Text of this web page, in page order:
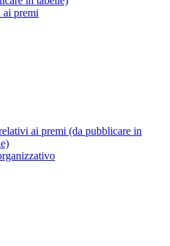
premi
ai premi (da pubblicare in